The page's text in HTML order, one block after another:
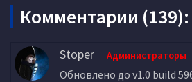
Комментарии (139):
Stoper Администраторы
Обновлено до v1.0 build